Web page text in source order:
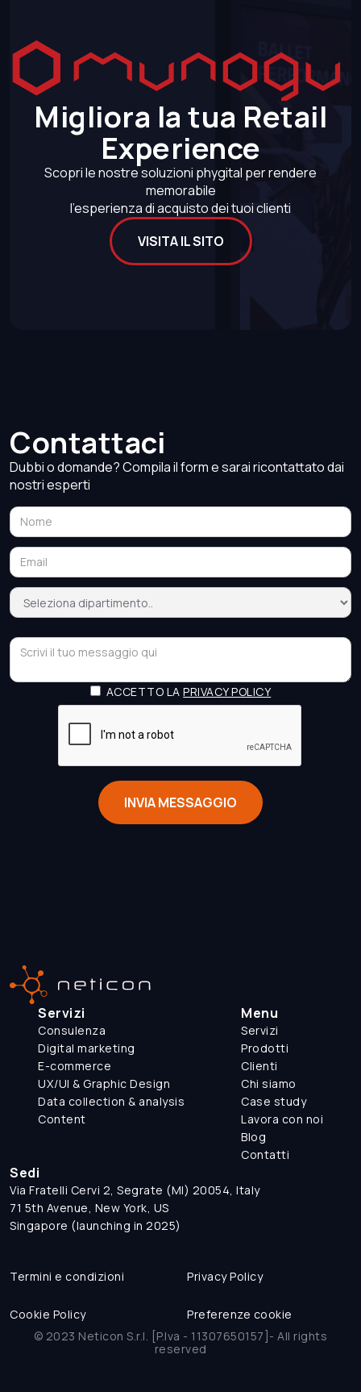
Migliora la tua Retail
Experience
Scopri le nostre soluzioni phygital per rendere
memorabile
l’esperienza di acquisto dei tuoi clienti
VISITA IL SITO
Contattaci
Dubbi o domande? Compila il form e sarai ricontattato dai
nostri esperti
ACCETTO LAPRIVACY POLICY
Servizi
Consulenza
Digital marketing
E-commerce
UX/UI & Graphic Design
Data collection & analysis
Content
Menu
Servizi
Prodotti
Clienti
Chi siamo
Case study
Lavora con noi
Blog
Contatti
Sedi
Via Fratelli Cervi 2, Segrate (MI) 20054, Italy
71 5th Avenue, New York, US
Singapore (launching in 2025)
Termini e condizioni Privacy Policy
Cookie Policy
Preferenze cookie
© 2023 Neticon S.r.l. [P.Iva - 11307650157]- All rights
reserved